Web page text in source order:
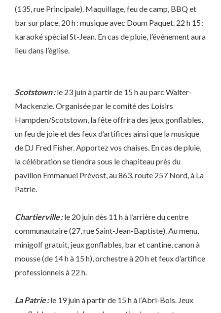
(135, rue Principale). Maquillage, feu de camp, BBQ et
bar sur place. 20 h : musique avec Doum Paquet. 22 h 15 :
karaoké spécial St-Jean. En cas de pluie, l’événement aura
lieu dans l’église.
Scotstown :le 23 juin à partir de 15 h au parc Walter-
Mackenzie. Organisée par le comité des Loisirs
Hampden/Scotstown, la fête offrira des jeux gonflables,
un feu de joie et des feux d’artifices ainsi que la musique
de DJ Fred Fisher. Apportez vos chaises. En cas de pluie,
la célébration se tiendra sous le chapiteau près du
pavillon Emmanuel Prévost, au 863, route 257 Nord, à La
Patrie.
Chartierville :le 20 juin dès 11 h à l’arrière du centre
communautaire (27, rue Saint-Jean-Baptiste). Au menu,
minigolf gratuit, jeux gonflables, bar et cantine, canon à
mousse (de 14 h à 15 h), orchestre à 20 h et feux d’artifice
professionnels à 22 h.
La Patrie :le 19 juin à partir de 15 h à l’Abri-Bois. Jeux